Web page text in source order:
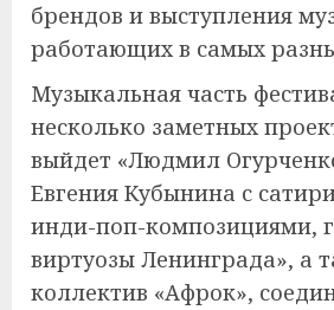
брендов и выступления
работающих в самых
Музыкальная часть
несколько заметных
выйдет «Людмил
Евгения Кубынина с
инди-поп-композициями,
виртуозы Ленинграда», а
коллектив «Афрок»,